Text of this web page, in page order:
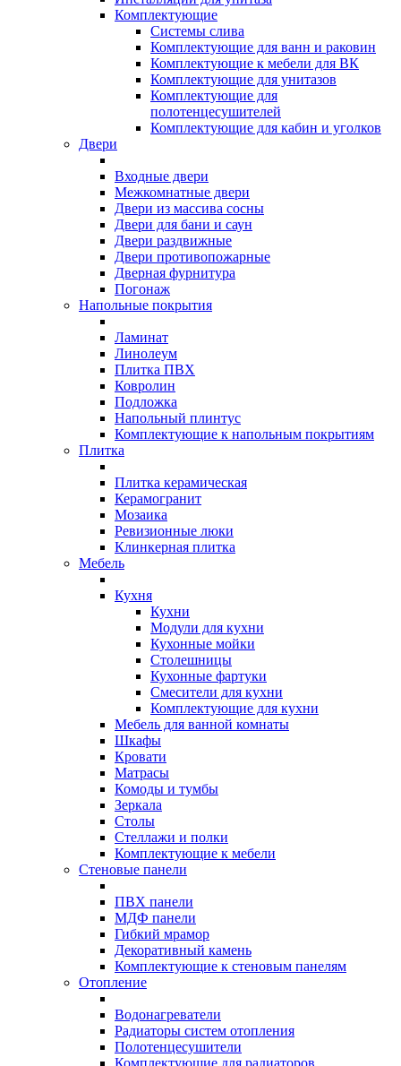
Комплектующие
Системы слива
Комплектующие для ванн и раковин
Комплектующие к мебели для ВК
Комплектующие для унитазов
Комплектующие для
полотенцесушителей
Комплектующие для кабин и уголков
Двери
Входные двери
Межкомнатные двери
Двери из массива сосны
Двери для бани и саун
Двери раздвижные
Двери противопожарные
Дверная фурнитура
Погонаж
Напольные покрытия
Ламинат
Линолеум
Плитка ПВХ
Ковролин
Подложка
Напольный плинтус
Комплектующие к напольным покрытиям
Плитка
Плитка керамическая
Керамогранит
Мозаика
Ревизионные люки
Клинкерная плитка
Мебель
Кухня
Кухни
Модули для кухни
Кухонные мойки
Столешницы
Кухонные фартуки
Смесители для кухни
Комплектующие для кухни
Мебель для ванной комнаты
Шкафы
Кровати
Матрасы
Комоды и тумбы
Зеркала
Столы
Стеллажи и полки
Комплектующие к мебели
Стеновые панели
ПВХ панели
МДФ панели
Гибкий мрамор
Декоративный камень
Комплектующие к стеновым панелям
Отопление
Водонагреватели
Радиаторы систем отопления
Полотенцесушители
Комплектующие для радиаторов